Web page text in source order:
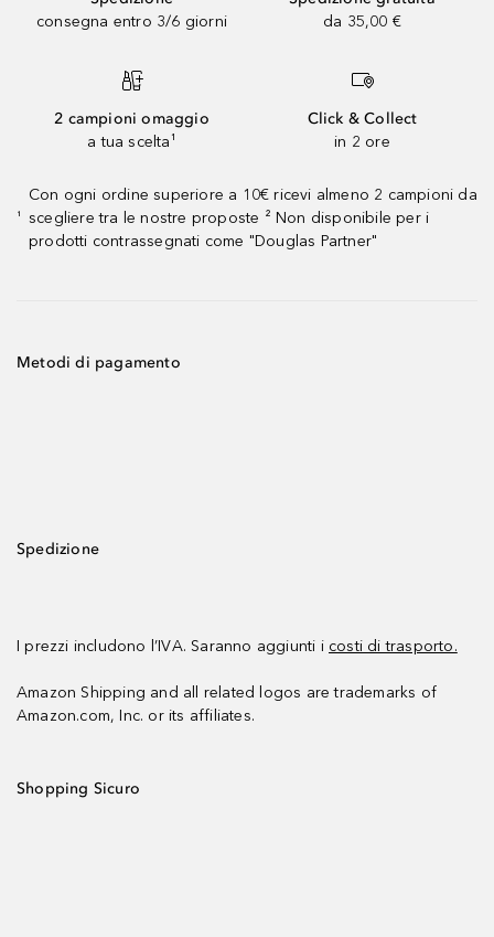
consegna entro 3/6 giorni
da 35,00 €
2 campioni omaggio
a tua scelta¹
Click & Collect
in 2 ore
¹
Con ogni ordine superiore a 10€ ricevi almeno 2 campioni da
scegliere tra le nostre proposte ² Non disponibile per i
prodotti contrassegnati come "Douglas Partner"
Metodi di pagamento
Spedizione
I prezzi includono l’IVA. Saranno aggiunti i costi di trasporto.
Amazon Shipping and all related logos are trademarks of
Amazon.com, Inc. or its affiliates.
Shopping Sicuro